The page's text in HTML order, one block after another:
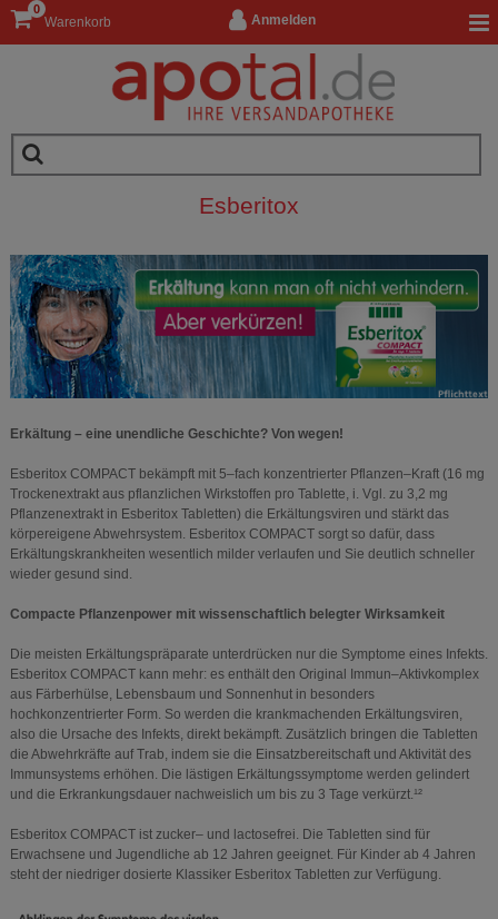
Anmelden
Warenkorb
0
Esberitox
Erkältung – eine unendliche Geschichte? Von wegen!
Esberitox COMPACT bekämpft mit 5–fach konzentrierter Pflanzen–Kraft (16 mg
Trockenextrakt aus pflanzlichen Wirkstoffen pro Tablette, i. Vgl. zu 3,2 mg
Pflanzenextrakt in Esberitox Tabletten) die Erkältungsviren und stärkt das
körpereigene Abwehrsystem. Esberitox COMPACT sorgt so dafür, dass
Erkältungskrankheiten wesentlich milder verlaufen und Sie deutlich schneller
wieder gesund sind.
Compacte Pflanzenpower mit wissenschaftlich belegter Wirksamkeit
Die meisten Erkältungspräparate unterdrücken nur die Symptome eines Infekts.
Esberitox COMPACT kann mehr: es enthält den Original Immun–Aktivkomplex
aus Färberhülse, Lebensbaum und Sonnenhut in besonders
hochkonzentrierter Form. So werden die krankmachenden Erkältungsviren,
also die Ursache des Infekts, direkt bekämpft. Zusätzlich bringen die Tabletten
die Abwehrkräfte auf Trab, indem sie die Einsatzbereitschaft und Aktivität des
Immunsystems erhöhen. Die lästigen Erkältungssymptome werden gelindert
und die Erkrankungsdauer nachweislich um bis zu 3 Tage verkürzt.¹²
Esberitox COMPACT ist zucker– und lactosefrei. Die Tabletten sind für
Erwachsene und Jugendliche ab 12 Jahren geeignet. Für Kinder ab 4 Jahren
steht der niedriger dosierte Klassiker Esberitox Tabletten zur Verfügung.